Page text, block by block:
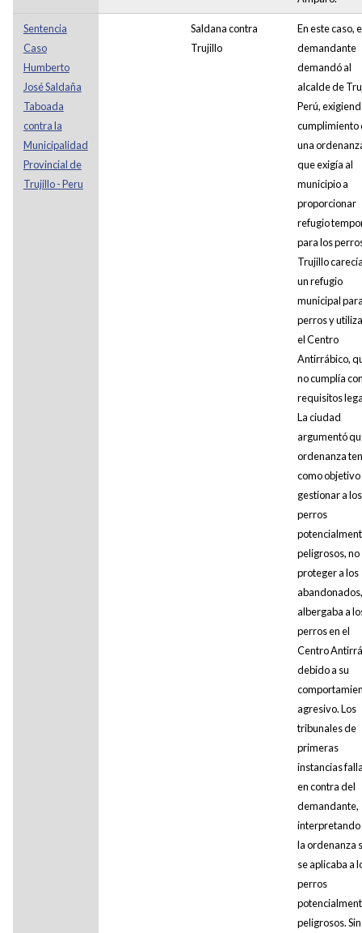
Sentencia
Caso
Humberto
José Saldaña
Taboada
contra la
Municipalidad
Provincial de
Trujillo - Peru
Saldana contra
Trujillo
En este caso,
demandante
demandó al
alcalde de
Perú,
cumplimiento
una
que exigía al
municipio a
proporcionar
refugio
para los
Trujillo
un refugio
municipal
perros y
el Centro
Antirrábico,
no cumplía
requisitos
La ciudad
argumentó
ordenanza
como objetivo
gestionar a los
perros
peligrosos, no
proteger a los
albergaba a
perros en el
Centro
debido a su
agresivo. Los
tribunales de
primeras
instancias
en contra del
demandante,
interpretando
la ordenanza
se aplicaba a
perros
peligrosos. Sin